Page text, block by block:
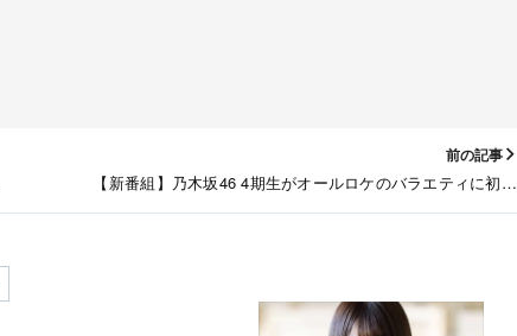
前の記事
【新番組】乃木坂46 4期生がオールロケのバラエティに初挑